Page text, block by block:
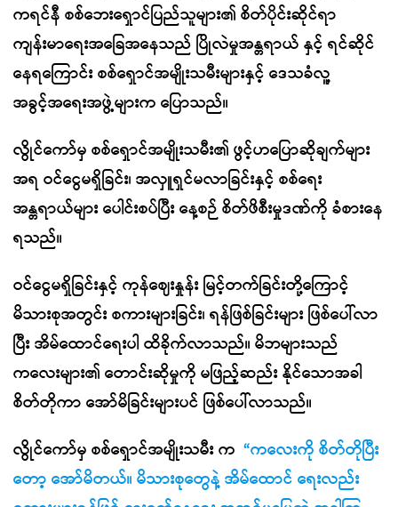
ကရင်နီ စစ်ဘေးရှောင်ပြည်သူများ၏ စိတ်ပိုင်းဆိုင်ရာ
ကျန်းမာရေးအခြေအနေသည် ပြိုလဲမှုအန္တရာယ် နှင့် ရင်ဆိုင်
နေရကြောင်း စစ်ရှောင်အမျိုးသမီးများနှင့် ဒေသခံလူ့
အခွင့်အရေးအဖွဲ့များက ပြောသည်။
လွိုင်ကော်မှ စစ်ရှောင်အမျိုးသမီး၏ ဖွင့်ဟပြောဆိုချက်များ
အရ ဝင်ငွေမရှိခြင်း၊ အလှူရှင်မလာခြင်းနှင့် စစ်ရေး
အန္တရာယ်များ ပေါင်းစပ်ပြီး နေ့စဉ် စိတ်ဖိစီးမှုဒဏ်ကို ခံစားနေ
ရသည်။
ဝင်ငွေမရှိခြင်းနှင့် ကုန်ဈေးနှုန်း မြင့်တက်ခြင်းတို့ကြောင့်
မိသားစုအတွင်း စကားများခြင်း၊ ရန်ဖြစ်ခြင်းများ ဖြစ်ပေါ်လာ
ပြီး အိမ်ထောင်ရေးပါ ထိခိုက်လာသည်။ မိဘများသည်
ကလေးများ၏ တောင်းဆိုမှုကို မဖြည့်ဆည်း နိုင်သောအခါ
စိတ်တိုကာ အော်မိခြင်းများပင် ဖြစ်ပေါ်လာသည်။
လွိုင်ကော်မှ စစ်ရှောင်အမျိုးသမီး က “ကလေးကို စိတ်တိုပြီး
တော့ အော်မိတယ်။ မိသားစုတွေနဲ့ အိမ်ထောင် ရေးလည်း